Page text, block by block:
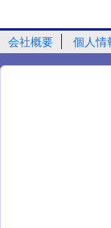
会社概要 個人情